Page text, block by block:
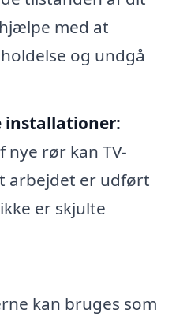
med at
og undgå
installationer:
nye rør kan TV-
arbejdet er udført
er skjulte
kan bruges som